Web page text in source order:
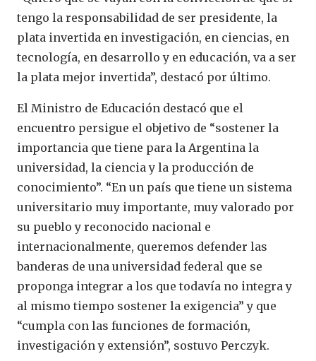
tengo la responsabilidad de ser presidente, la
plata invertida en investigación, en ciencias, en
tecnología, en desarrollo y en educación, va a ser
la plata mejor invertida”, destacó por último.
El Ministro de Educación destacó que el
encuentro persigue el objetivo de “sostener la
importancia que tiene para la Argentina la
universidad, la ciencia y la producción de
conocimiento”. “En un país que tiene un sistema
universitario muy importante, muy valorado por
su pueblo y reconocido nacional e
internacionalmente, queremos defender las
banderas de una universidad federal que se
proponga integrar a los que todavía no integra y
al mismo tiempo sostener la exigencia” y que
“cumpla con las funciones de formación,
investigación y extensión”, sostuvo Perczyk.